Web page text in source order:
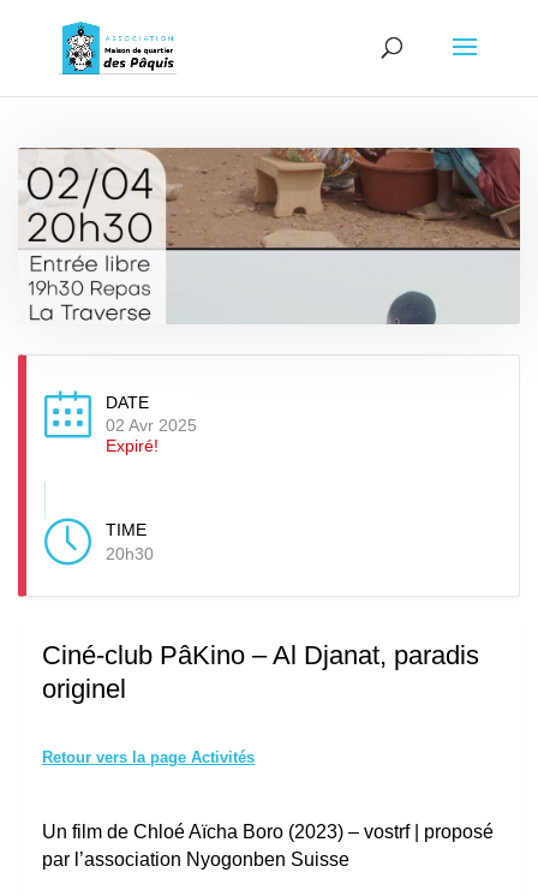
DATE
02 Avr 2025
Expiré!
TIME
20h30
Ciné-club PâKino – Al Djanat, paradis
originel
Retour vers la page Activités
Un film de Chloé Aïcha Boro (2023) – vostrf | proposé
par l’association Nyogonben Suisse